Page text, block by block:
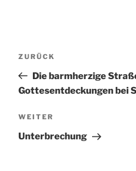
Beitragsnavigation
Vorheriger
Beitrag
ZURÜCK
Die barmherzige
Gottesentdeckungen bei
Nächster
Beitrag
WEITER
Unterbrechung